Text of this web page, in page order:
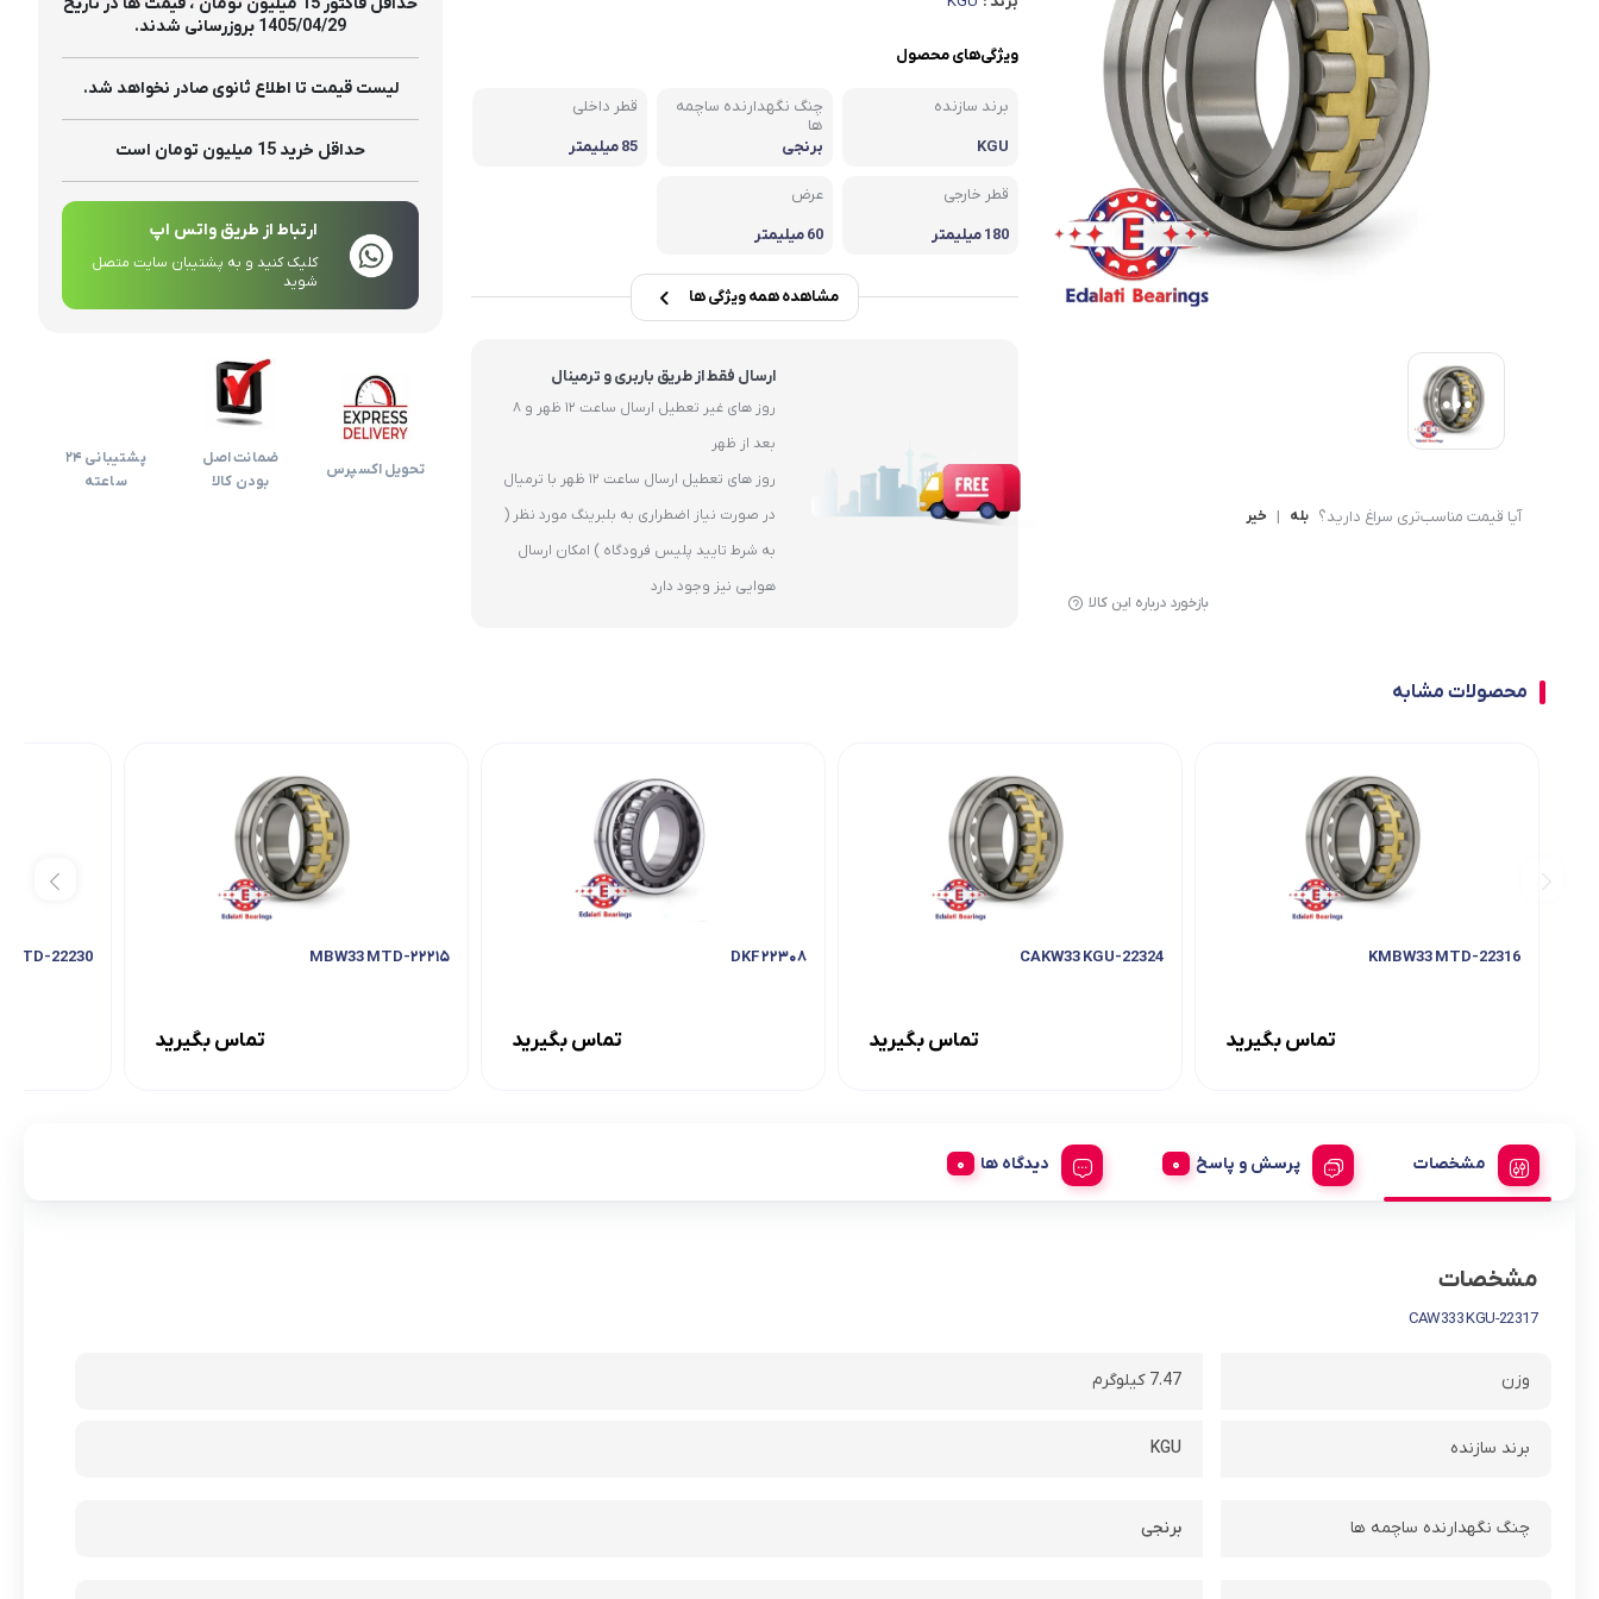
بلبرینگ شعاعی
بلبرینگ شعاعی ( UC )
بلبرینگ شعاعی کروی ( قل قلی )
یاتاقان پایه کوتاه UCPA
یاتاقان چهارپیچ مربعی UCF
آیا قیمت مناسب‌تری سراغ دارید؟ بله | خیر
بازخورد درباره این کالا
ویژگی‌های محصول
برند سازنده
KGU
چنگ نگهدارنده ساچمه
ها
برنجی
قطر داخلی
85 میلیمتر
قطر خارجی
180 میلیمتر
عرض
60 میلیمتر
مشاهده همه ویژگی ها
ارسال فقط از طریق باربری و ترمینال
روز های غیر تعطیل ارسال ساعت 12 ظهر و 8
بعد از ظهر
روز های تعطیل ارسال ساعت 12 ظهر با ترمیال
در صورت نیاز اضطراری به بلبرینگ مورد نظر (
به شرط تایید پلیس فرودگاه ) امکان ارسال
هوایی نیز وجود دارد
1405/04/29 بروزرسانی شدند.
لیست قیمت تا اطلاع ثانوی صادر نخواهد شد.
حداقل خرید 15 میلیون تومان است
ارتباط از طریق واتس اپ
کلیک کنید و به پشتیبان سایت متصل
شوید
تحویل اکسپرس
ضمانت اصل
بودن کالا
پشتیبانی 24
ساعته
محصولات مشابه
22316-KMBW33 MTD
تماس بگیرید
22324-CAKW33 KGU
تماس بگیرید
۲۲۳۰۸ DKF
تماس بگیرید
۲۲۲۱۵-MBW33 MTD
تماس بگیرید
22230-KMBW33 MTD
مشخصات پرسش و پاسخ دیدگاه ها
مشخصات
22317-CAW333 KGU
وزن 7.47 کیلوگرم
برند سازنده KGU
چنگ نگهدارنده ساچمه ها برنجی